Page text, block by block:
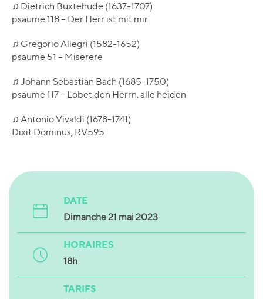
♫ Dietrich Buxtehude (1637-1707)
psaume 118 – Der Herr ist mit mir
♫ Gregorio Allegri (1582-1652)
psaume 51 – Miserere
♫ Johann Sebastian Bach (1685-1750)
psaume 117 – Lobet den Herrn, alle heiden
♫ Antonio Vivaldi (1678-1741)
Dixit Dominus, RV595
DATE
Dimanche 21 mai 2023
HORAIRES
18h
TARIFS